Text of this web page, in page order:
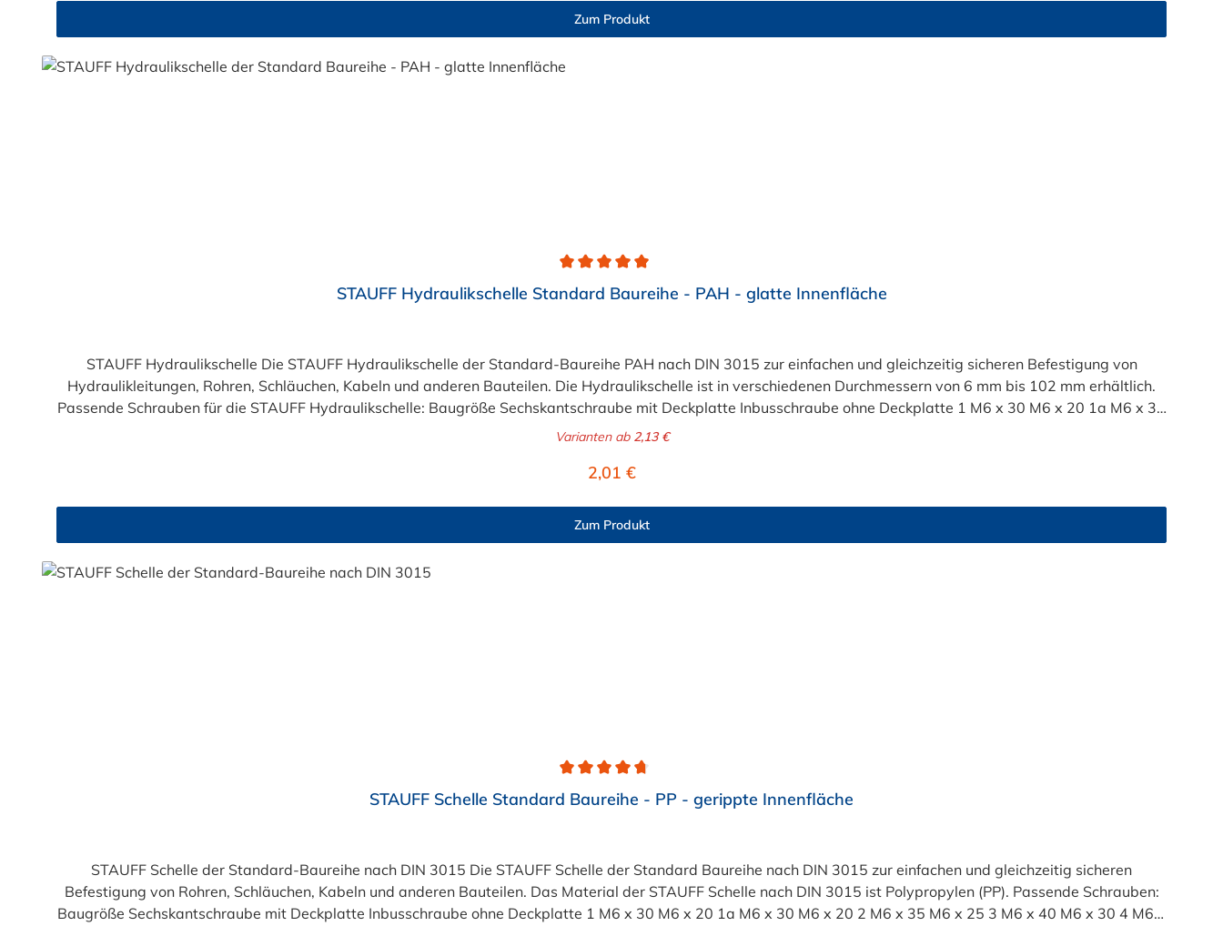
Zum Produkt
Durchschnittliche Bewertung von 5 von 5 SternenSTAUFF Hydraulikschelle Standard Baureihe - PAH - glatte Innenfläche
STAUFF Hydraulikschelle Die STAUFF Hydraulikschelle der Standard-Baureihe PAH nach DIN 3015 zur einfachen und gleichzeitig sicheren Befestigung von
Hydraulikleitungen, Rohren, Schläuchen, Kabeln und anderen Bauteilen. Die Hydraulikschelle ist in verschiedenen Durchmessern von 6 mm bis 102 mm erhältlich.
Passende Schrauben für die STAUFF Hydraulikschelle: Baugröße Sechskantschraube mit Deckplatte Inbusschraube ohne Deckplatte 1 M6 x 30 M6 x 20 1a M6 x 30
Varianten ab2,13 €
Regulärer Preis:
2,01 €
Zum Produkt
Durchschnittliche Bewertung von 4.8 von 5 SternenSTAUFF Schelle Standard Baureihe - PP - gerippte Innenfläche
STAUFF Schelle der Standard-Baureihe nach DIN 3015 Die STAUFF Schelle der Standard Baureihe nach DIN 3015 zur einfachen und gleichzeitig sicheren
Befestigung von Rohren, Schläuchen, Kabeln und anderen Bauteilen. Das Material der STAUFF Schelle nach DIN 3015 ist Polypropylen (PP). Passende Schrauben:
Baugröße Sechskantschraube mit Deckplatte Inbusschraube ohne Deckplatte 1 M6 x 30 M6 x 20 1a M6 x 30 M6 x 20 2 M6 x 35 M6 x 25 3 M6 x 40 M6 x 30 4 M6 x